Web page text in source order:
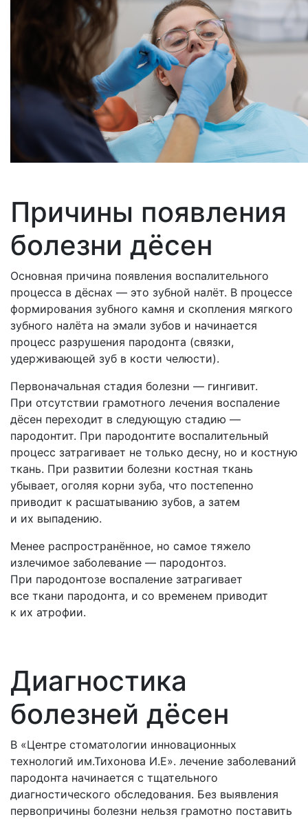
Причины появления
болезни дёсен
Основная причина появления воспалительного
процесса в дёснах — это зубной налёт. В процессе
формирования зубного камня и скопления мягкого
зубного налёта на эмали зубов и начинается
процесс разрушения пародонта (связки,
удерживающей зуб в кости челюсти).
Первоначальная стадия болезни — гингивит.
При отсутствии грамотного лечения воспаление
дёсен переходит в следующую стадию —
пародонтит. При пародонтите воспалительный
процесс затрагивает не только десну, но и костную
ткань. При развитии болезни костная ткань
убывает, оголяя корни зуба, что постепенно
приводит к расшатыванию зубов, а затем
и их выпадению.
Менее распространённое, но самое тяжело
излечимое заболевание — пародонтоз.
При пародонтозе воспаление затрагивает
все ткани пародонта, и со временем приводит
к их атрофии.
Диагностика
болезней дёсен
В «Центре стоматологии инновационных
технологий им.Тихонова И.Е». лечение заболеваний
пародонта начинается с тщательного
диагностического обследования. Без выявления
первопричины болезни нельзя грамотно поставить